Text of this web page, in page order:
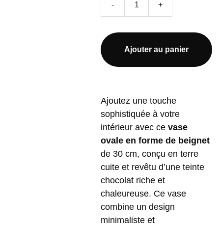
- +
Ajouter au panier
Ajoutez une touche
sophistiquée à votre
intérieur avec ce vase
ovale en forme de beignet
de 30 cm, conçu en terre
cuite et revêtu d’une teinte
chocolat riche et
chaleureuse. Ce vase
combine un design
minimaliste et